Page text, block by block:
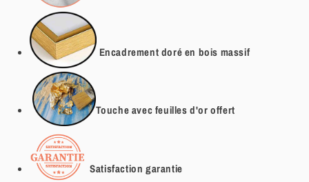
Encadrement doré en bois massif
Touche avec feuilles d'or offert
Satisfaction garantie